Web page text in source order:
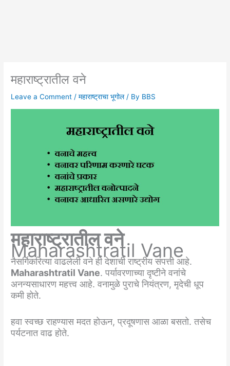
महाराष्ट्रातील वने
Leave a Comment /महाराष्ट्राचा भूगोल/ By BBS
महाराष्ट्रातील वने
Maharashtratil Vane
नैसर्गिकरित्या वाढलेली वने ही देशाची राष्ट्रीय संपत्ती आहे.
Maharashtratil Vane. पर्यावरणाच्या दृष्टीने वनांचे
अनन्यसाधारण महत्त्व आहे. वनामुळे पुराचे नियंत्रण, मृदेची धूप
कमी होते.
हवा स्वच्छ राहण्यास मदत होऊन, प्रदूषणास आळा बसतो. तसेच
पर्यटनात वाढ होते.